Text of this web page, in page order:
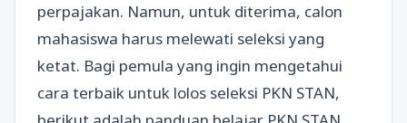
perpajakan. Namun, untuk diterima, calon
mahasiswa harus melewati seleksi yang
ketat. Bagi pemula yang ingin mengetahui
cara terbaik untuk lolos seleksi PKN STAN,